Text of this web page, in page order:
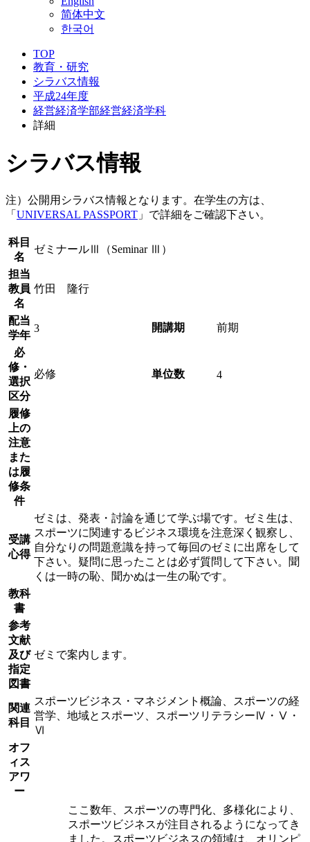
简体中文
한국어
TOP
教育・研究
シラバス情報
平成24年度
経営経済学部経営経済学科
詳細
シラバス情報
注）公開用シラバス情報となります。在学生の方は、
「 UNIVERSAL PASSPORT 」で詳細をご確認下さい。
科目
名
ゼミナールⅢ（Seminar Ⅲ）
担当
教員
名
竹田 隆行
配当
学年
3 開講期 前期
必
修・
選択
区分
必修 単位数 4
履修
上の
注意
また
は履
修条
件
受講
心得
ゼミは、発表・討論を通じて学ぶ場です。ゼミ生は、
スポーツに関連するビジネス環境を注意深く観察し、
自分なりの問題意識を持って毎回のゼミに出席をして
下さい。疑問に思ったことは必ず質問して下さい。聞
くは一時の恥、聞かぬは一生の恥です。
教科
書
参考
文献
及び
指定
図書
ゼミで案内します。
関連
科目
スポーツビジネス・マネジメント概論、スポーツの経
営学、地域とスポーツ、スポーツリテラシーⅣ・Ⅴ・
Ⅵ
オフ
ィス
アワ
ー
ここ数年、スポーツの専門化、多様化により、
スポーツビジネスが注目されるようになってき
ました。スポーツビジネスの領域は、オリンピ